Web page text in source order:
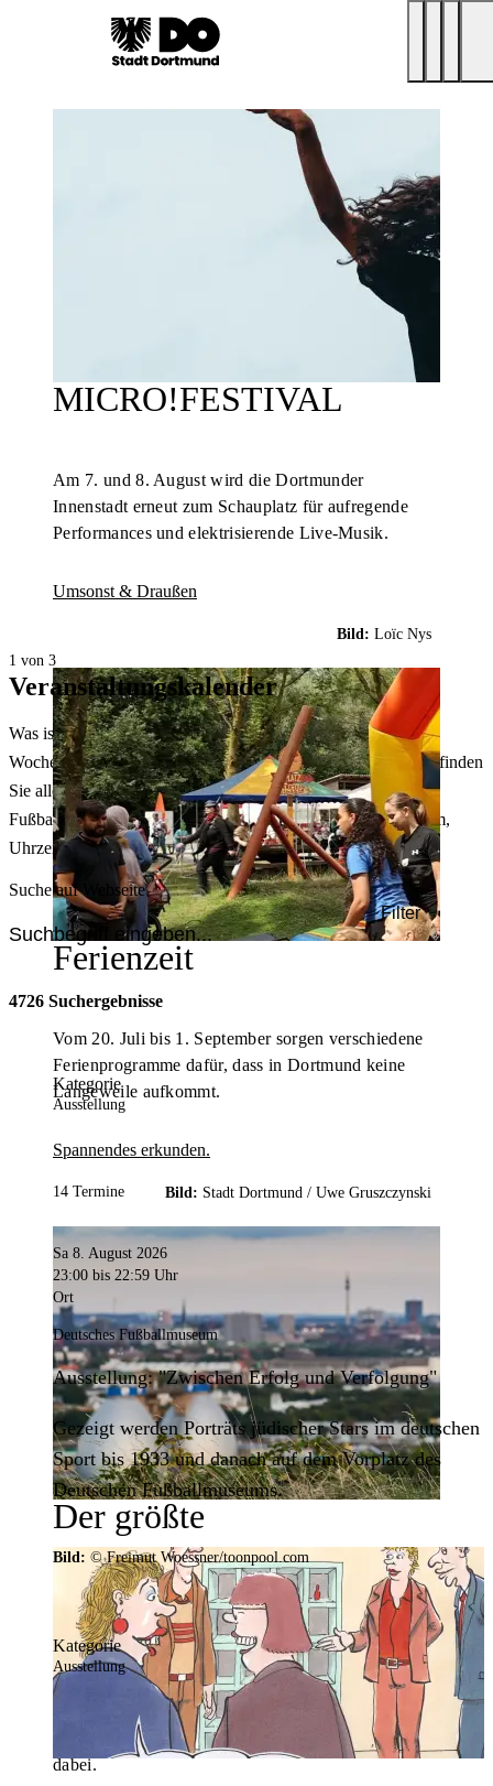
MICRO!FESTIVAL
Am 7. und 8. August wird die Dortmunder
Innenstadt erneut zum Schauplatz für aufregende
Performances und elektrisierende Live-Musik.
Umsonst & Draußen
Bild: Loïc Nys
Ferienzeit
Vom 20. Juli bis 1. September sorgen verschiedene
Ferienprogramme dafür, dass in Dortmund keine
Langeweile aufkommt.
Spannendes erkunden.
Bild: Stadt Dortmund / Uwe Gruszczynski
Der größte
Veranstaltungskalender der
Region
Mit weit über 4.000 Terminen ist der
Veranstaltungskalender der Stadt Dortmund der
umfangreichste der Region. Hier ist für alle was
dabei.
1 von 3
Veranstaltungskalender
Was ist heute in Dortmund los? Welche Konzerte gibt es am
Wochenende? Im größten Veranstaltungskalender Dortmunds finden
Sie alle Events – von der Stadt- oder Museumsführung übers
Fußballspiel bis zum Flohmarkt. Sie können dabei nach Datum,
Uhrzeit, Ort oder Art der Veranstaltung auswählen. Viel Spaß!
Suche auf Webseite
Filter
4726 Suchergebnisse
Kategorie
Ausstellung
14 Termine
Sa 8. August 2026
23:00 bis 22:59 Uhr
Ort
Deutsches Fußballmuseum
Ausstellung: "Zwischen Erfolg und Verfolgung"
Gezeigt werden Porträts jüdischer Stars im deutschen
Sport bis 1933 und danach auf dem Vorplatz des
Deutschen Fußballmuseums.
Bild: © Freimut Woessner/toonpool.com
Kategorie
Ausstellung